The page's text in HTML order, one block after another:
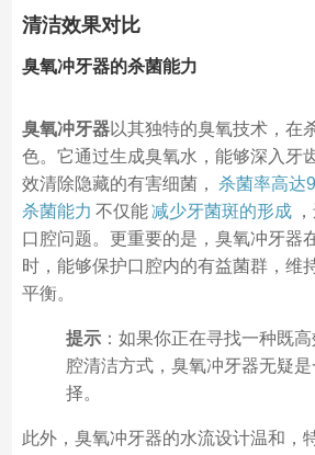
清洁效果对比
臭氧冲牙器的杀菌能力
臭氧冲牙器以其独特的臭氧技术，在
色。它通过生成臭氧水，能够深入牙
效清除隐藏的有害细菌，
杀菌率高达
杀菌能力 不仅能减少牙菌斑的形成
口腔问题。更重要的是，臭氧冲牙器
时，能够保护口腔内的有益菌群，维
平衡。
提示：如果你正在寻找一种既
腔清洁方式，臭氧冲牙器无疑
择。
此外，臭氧冲牙器的水流设计温和，